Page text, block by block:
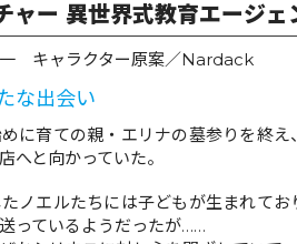
ャー 異世界式教育エージェ
キャラクター原案／Nardack
な出会い
に育ての親・エリナの墓参りを終え
へと向かっていた。
ノエルたちには子どもが生まれてお
っているようだったが……